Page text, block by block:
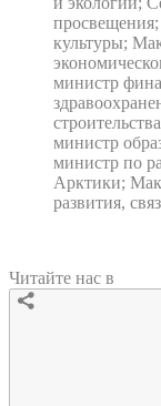
культуры;
министр
министр
министр по
Арктики;
развития,
Читайте нас в